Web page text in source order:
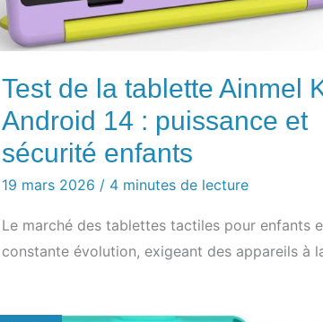
Test de la tablette Ainmel
Android 14 : puissance et
sécurité enfants
19 mars 2026 / 4 minutes de lecture
Le marché des tablettes tactiles pour enfants
constante évolution, exigeant des appareils à